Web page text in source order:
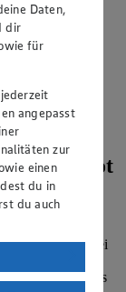
vielfältige
zu
direkt ins
backen. Die
Hefe sowie bei
Roggenmehl
Mischung aus
Daten,
dir
für
angepasst
zur
einen
du in
du auch
in den